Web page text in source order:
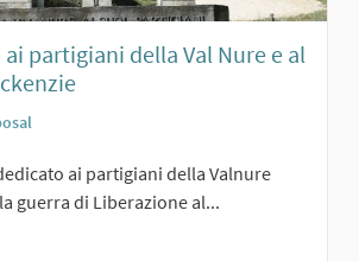
partigiani della Val Nure e al
ai partigiani della Valnure
guerra di Liberazione al...